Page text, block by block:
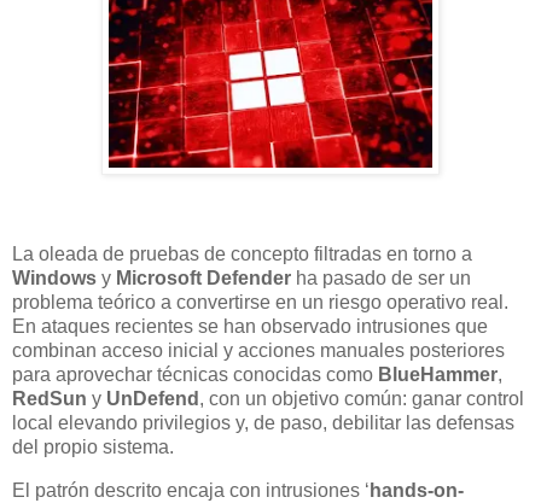
La oleada de pruebas de concepto filtradas en torno a
Windows y Microsoft Defender ha pasado de ser un
problema teórico a convertirse en un riesgo operativo real.
En ataques recientes se han observado intrusiones que
combinan acceso inicial y acciones manuales posteriores
para aprovechar técnicas conocidas como BlueHammer,
RedSun y UnDefend , con un objetivo común: ganar control
local elevando privilegios y, de paso, debilitar las defensas
del propio sistema.
El patrón descrito encaja con intrusiones ‘ hands-on-